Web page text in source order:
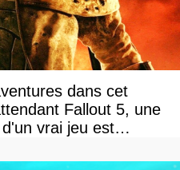
dans cet
Fallout 5, une
vrai jeu est